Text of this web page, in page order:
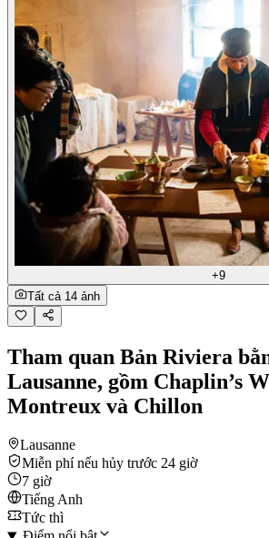
+9
Tất cả 14 ảnh
Tham quan Bản Riviera
Lausanne, gồm Chaplin’s
Montreux và Chillon
Lausanne
Miễn phí nếu hủy trước 24 giờ
7 giờ
Tiếng Anh
Tức thì